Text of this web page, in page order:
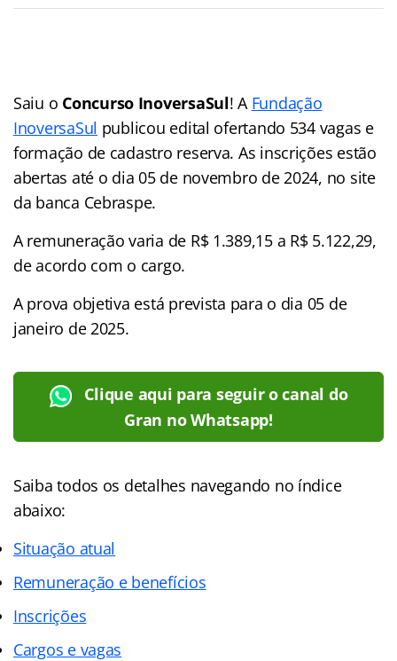
Saiu o Concurso InoversaSul! A Fundação
InoversaSul publicou edital ofertando 534 vagas e
formação de cadastro reserva. As inscrições estão
abertas até o dia 05 de novembro de 2024, no site
da banca Cebraspe.
A remuneração varia de R$ 1.389,15 a R$ 5.122,29,
de acordo com o cargo.
A prova objetiva está prevista para o dia 05 de
janeiro de 2025.
Clique aqui para seguir o canal do
Gran no Whatsapp!
Saiba todos os detalhes navegando no índice
abaixo:
Situação atual
Remuneração e benefícios
Inscrições
Cargos e vagas